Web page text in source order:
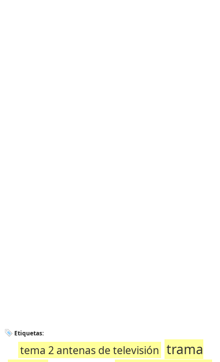
Etiquetas:
tema 2 antenas de televisión trama